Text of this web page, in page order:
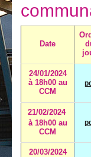
Publications
Actualités
E-guichet /
Actualités
Date
24/01/2024
à 18h00 au
CCM
21/02/2024
à 18h00 au
CCM
20/03/2024